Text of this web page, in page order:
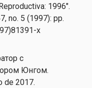
1996".
no. 5 (1997): pp.
x
с
Юнгом.
de 2017.